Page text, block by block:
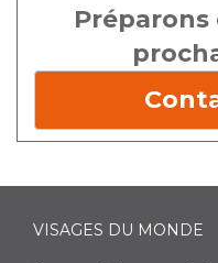
VISAGES DU MONDE